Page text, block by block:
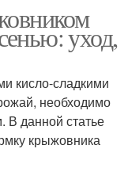
за малиной
за смородиной
уход,
кисло-сладкими
необходимо
В данной статье
крыжовника